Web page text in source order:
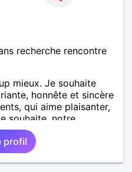
recherche rencontre
mieux. Je souhaite
honnête et sincère
qui aime plaisanter,
souhaite, notre
les chantiers de
se relaxer, se détendre
temps. C'est difficile
En revanche, vous
profil